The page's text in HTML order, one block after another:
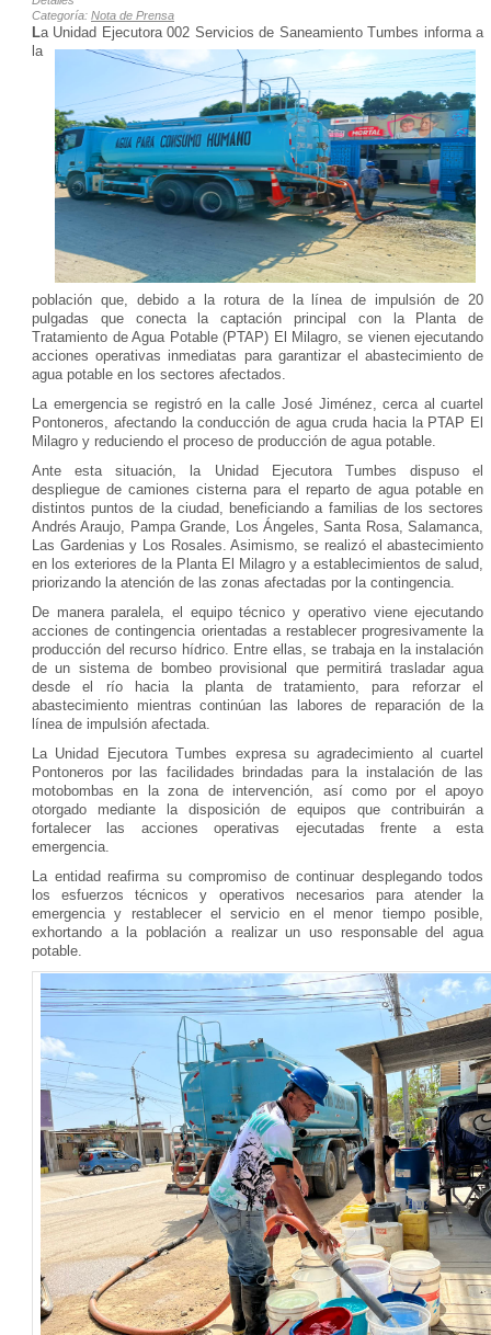
Categoría: Nota de Prensa
La Unidad Ejecutora 002 Servicios de Saneamiento Tumbes informa a
la
población que, debido a la rotura de la línea de impulsión de 20
pulgadas que conecta la captación principal con la Planta de
Tratamiento de Agua Potable (PTAP) El Milagro, se vienen ejecutando
acciones operativas inmediatas para garantizar el abastecimiento de
agua potable en los sectores afectados.
La emergencia se registró en la calle José Jiménez, cerca al cuartel
Pontoneros, afectando la conducción de agua cruda hacia la PTAP El
Milagro y reduciendo el proceso de producción de agua potable.
Ante esta situación, la Unidad Ejecutora Tumbes dispuso el
despliegue de camiones cisterna para el reparto de agua potable en
distintos puntos de la ciudad, beneficiando a familias de los sectores
Andrés Araujo, Pampa Grande, Los Ángeles, Santa Rosa, Salamanca,
Las Gardenias y Los Rosales. Asimismo, se realizó el abastecimiento
en los exteriores de la Planta El Milagro y a establecimientos de salud,
priorizando la atención de las zonas afectadas por la contingencia.
De manera paralela, el equipo técnico y operativo viene ejecutando
acciones de contingencia orientadas a restablecer progresivamente la
producción del recurso hídrico. Entre ellas, se trabaja en la instalación
de un sistema de bombeo provisional que permitirá trasladar agua
desde el río hacia la planta de tratamiento, para reforzar el
abastecimiento mientras continúan las labores de reparación de la
línea de impulsión afectada.
La Unidad Ejecutora Tumbes expresa su agradecimiento al cuartel
Pontoneros por las facilidades brindadas para la instalación de las
motobombas en la zona de intervención, así como por el apoyo
otorgado mediante la disposición de equipos que contribuirán a
fortalecer las acciones operativas ejecutadas frente a esta
emergencia.
La entidad reafirma su compromiso de continuar desplegando todos
los esfuerzos técnicos y operativos necesarios para atender la
emergencia y restablecer el servicio en el menor tiempo posible,
exhortando a la población a realizar un uso responsable del agua
potable.